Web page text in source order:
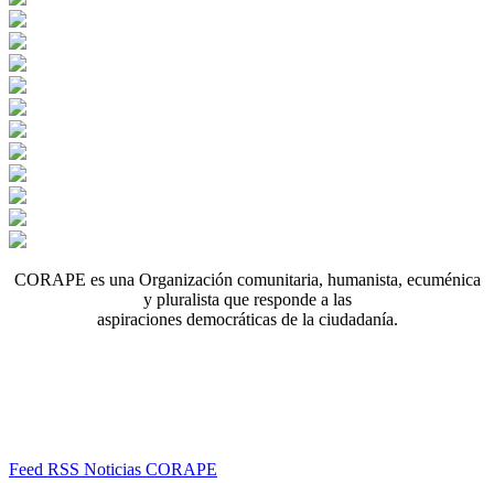
CORAPE es una Organización comunitaria, humanista, ecuménica
y pluralista que responde a las
aspiraciones democráticas de la ciudadanía.
Feed RSS Noticias CORAPE